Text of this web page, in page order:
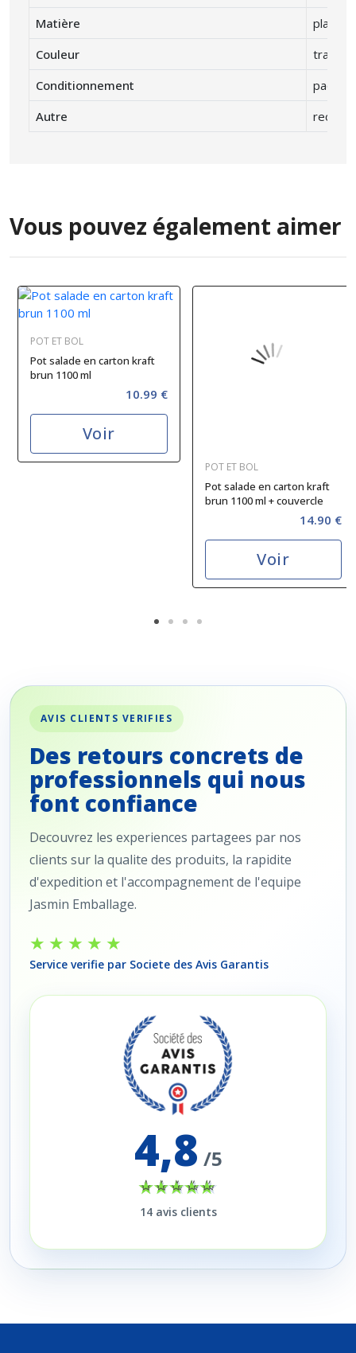
Matière
Couleur
Conditionnement
paquet
Autre
Vous pouvez également aimer
POT ET BOL
Pot salade en carton kraft
brun 1100 ml
10.99 €
Voir
POT ET BOL
Pot salade en carton kraft
brun 1100 ml + couvercle
14.90 €
Voir
AVIS CLIENTS VERIFIES
Des retours concrets de
professionnels qui nous
font confiance
Decouvrez les experiences partagees par nos
clients sur la qualite des produits, la rapidite
d'expedition et l'accompagnement de l'equipe
Jasmin Emballage.
★★★★★
Service verifie par Societe des Avis Garantis
4,8 /5
14avis clients